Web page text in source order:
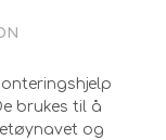
brukes til å
og